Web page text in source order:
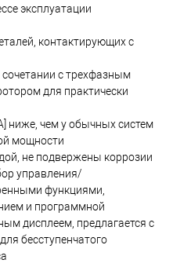
эксплуатации
контактирующих с
с трехфазным
для практически
ниже, чем у обычных систем
мощности
не подвержены коррозии
управления/
функциями,
и программной
дисплеем, предлагается с
бесступенчатого